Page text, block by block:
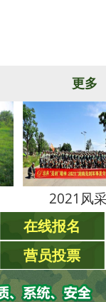
更多
在线报名
营员投票